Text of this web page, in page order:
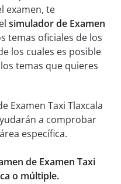
examen, te
simulador de Examen
temas oficiales de los
los cuales es posible
temas que quieres
Examen Taxi Tlaxcala
a comprobar
específica.
de Examen Taxi
o múltiple.